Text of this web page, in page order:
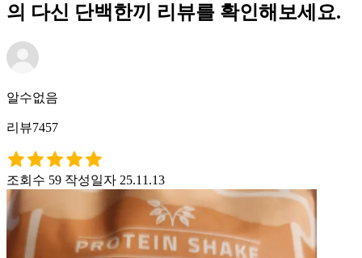
의 다신 단백한끼 리뷰를 확인해보세요.
알수없음
리뷰7457
조회수 59 작성일자 25.11.13